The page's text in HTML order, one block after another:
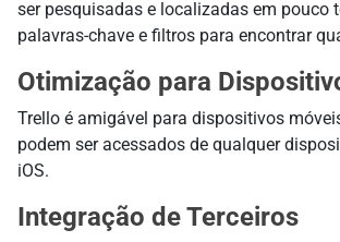
ser pesquisadas e localizadas em pouco
palavras-chave e filtros para encontrar
Otimização para
Trello é amigável para dispositivos
podem ser acessados de qualquer
iOS.
Integração de Terceiros